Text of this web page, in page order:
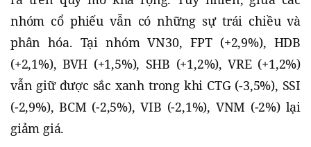
nhóm cổ phiếu vẫn có những sự trái chiều và
phân hóa. Tại nhóm VN30, FPT (+2,9%), HDB
(+2,1%), BVH (+1,5%), SHB (+1,2%), VRE (+1,2%)
vẫn giữ được sắc xanh trong khi CTG (-3,5%), SSI
(-2,9%), BCM (-2,5%), VIB (-2,1%), VNM (-2%) lại
giảm giá.